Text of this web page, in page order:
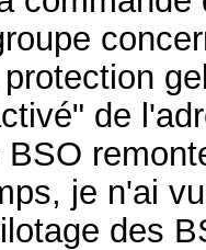
de
je n'ai
des